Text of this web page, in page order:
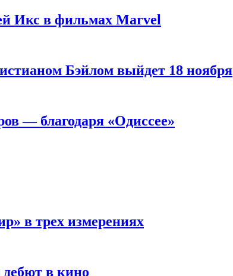
Икс в фильмах Marvel
Бэйлом выйдет 18 ноября
— благодаря «Одиссее»
в трех измерениях
в кино